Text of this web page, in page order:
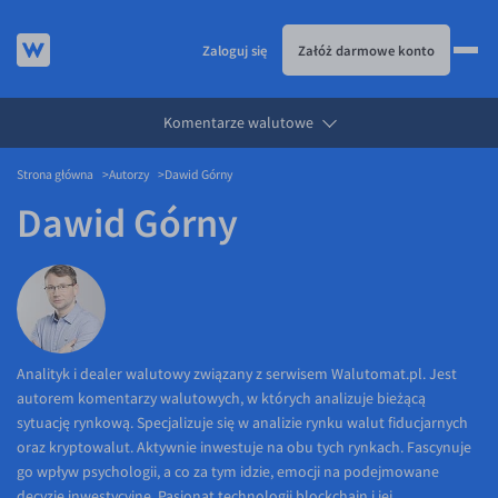
KURSY WALUT
Kursy walut
EUR/PLN
CHF/PLN
GBP/PLN
CZK/PLN
DKK/PLN
NOK/PLN
SEK/PLN
KARTA WIELOWALUTOWA
Karta wielowalutowa
PRZELEWY ZAGRANICZNE
DLA FIRM
Dla firm
API dla biznesu
Partnerstwa
Walutomat Business
Program Afiliacyjny
JAK TO DZIAŁA
Jak to działa
Prowizje i rabaty
Metody płatności
Banki i przelewy
BLOG
Blog
Aktualności
Komentarze walutowe
Zaloguj się Załóż darmowe konto
Komentarze walutowe
Strona główna Autorzy Dawid Górny
Dawid Górny
Analityk i dealer walutowy związany z serwisem Walutomat.pl. Jest
autorem komentarzy walutowych, w których analizuje bieżącą
sytuację rynkową. Specjalizuje się w analizie rynku walut fiducjarnych
oraz kryptowalut. Aktywnie inwestuje na obu tych rynkach. Fascynuje
go wpływ psychologii, a co za tym idzie, emocji na podejmowane